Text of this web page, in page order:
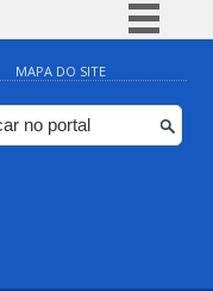
Simplifique!
Comunica BR
Participe
MAPA DO SITE